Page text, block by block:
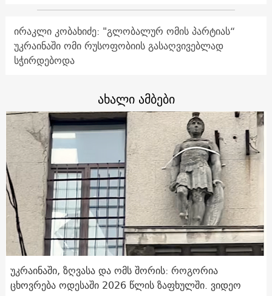
ირაკლი კობახიძე: "გლობალურ ომის პარტიას“
უკრაინაში ომი რუსოფობიის გასაღვივებლად
სჭირდებოდა
ახალი ამბები
უკრაინაში, ზღვასა და ომს შორის: როგორია
ცხოვრება ოდესაში 2026 წლის ზაფხულში. ვიდეო